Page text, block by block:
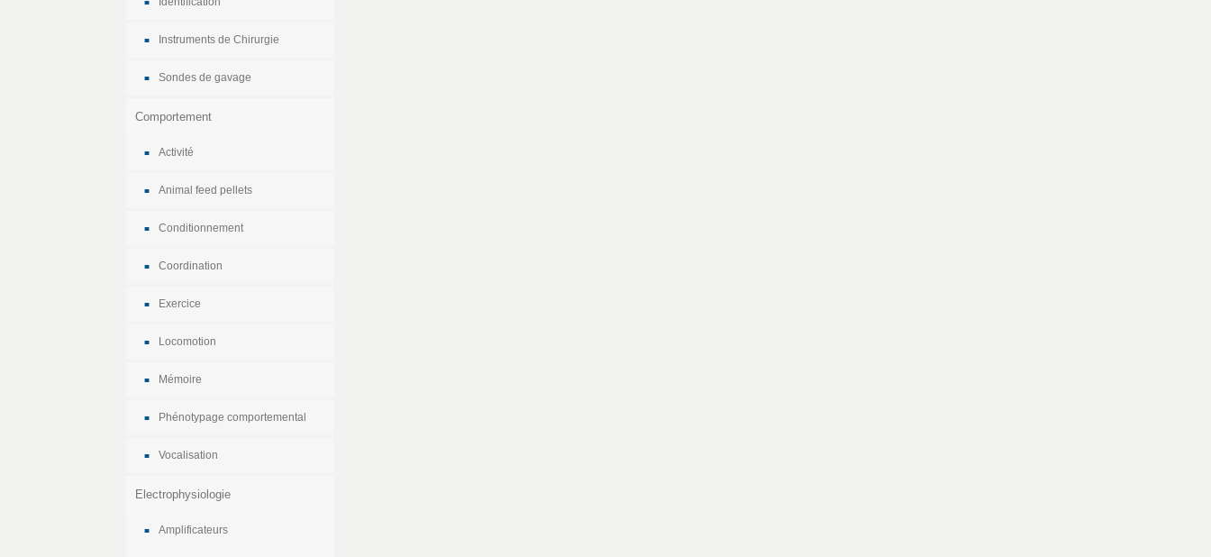
Instruments de Chirurgie
Sondes de gavage
Comportement
Activité
Animal feed pellets
Conditionnement
Coordination
Exercice
Locomotion
Mémoire
Phénotypage comportemental
Vocalisation
Electrophysiologie
Amplificateurs